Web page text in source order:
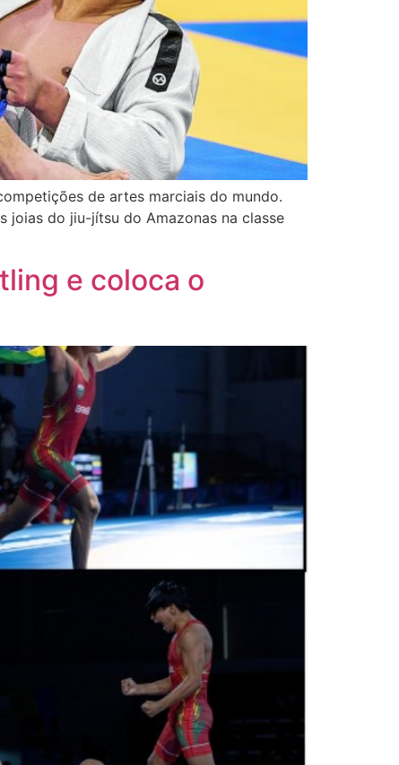
de artes marciais do mundo.
joias do jiu-jítsu do Amazonas na classe
e coloca o